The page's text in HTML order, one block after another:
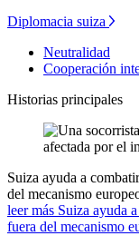
Diplomacia suiza
Neutralidad
Cooperación
Historias principales
Suiza ayuda a
del mecanismo
leer más Suiza ayuda
fuera del mecanismo